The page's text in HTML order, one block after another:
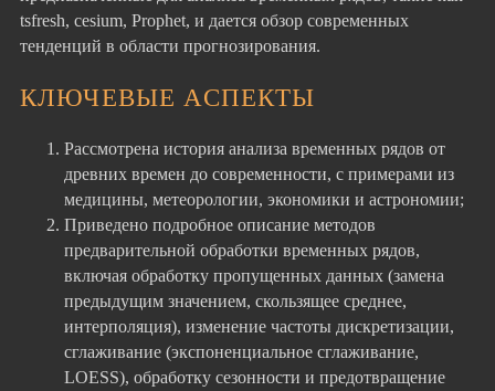
tsfresh, cesium, Prophet, и дается обзор современных
тенденций в области прогнозирования.
КЛЮЧЕВЫЕ АСПЕКТЫ
Рассмотрена история анализа временных рядов от
древних времен до современности, с примерами из
медицины, метеорологии, экономики и астрономии;
Приведено подробное описание методов
предварительной обработки временных рядов,
включая обработку пропущенных данных (замена
предыдущим значением, скользящее среднее,
интерполяция), изменение частоты дискретизации,
сглаживание (экспоненциальное сглаживание,
LOESS), обработку сезонности и предотвращение